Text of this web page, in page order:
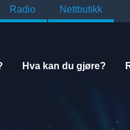
Radio Nettbutikk
Hva kan du gjøre?